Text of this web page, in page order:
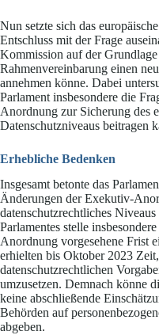
Nun setzte sich das
Entschluss mit der Frage
Kommission auf der Grundlage
Rahmenvereinbarung einen
annehmen könne. Dabei
Parlament insbesondere die
Anordnung zur Sicherung des
Datenschutzniveaus beitragen
Erhebliche Bedenken
Insgesamt betonte das
Änderungen der Exekutiv-
datenschutzrechtliches
Parlamentes stelle
Anordnung vorgesehene Frist
erhielten bis Oktober 2023
datenschutzrechtlichen
umzusetzen. Demnach könne
keine abschließende
Behörden auf
abgeben.